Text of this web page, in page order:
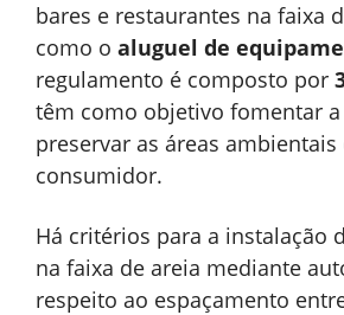
bares e restaurantes na faixa
como o aluguel de
regulamento é composto por
têm como objetivo fomentar a
preservar as áreas
consumidor.
Há critérios para a instalação
na faixa de areia mediante
respeito ao espaçamento